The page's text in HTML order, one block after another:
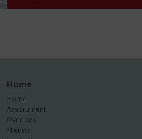
Home
Home
Assortiment
Over ons
Nieuws